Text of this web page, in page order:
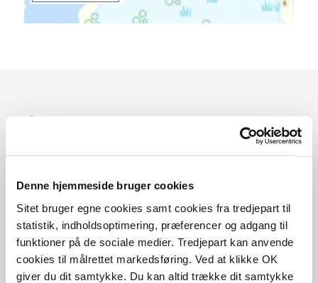
Denne hjemmeside bruger cookies
Sitet bruger egne cookies samt cookies fra tredjepart til
statistik, indholdsoptimering, præferencer og adgang til
funktioner på de sociale medier. Tredjepart kan anvende
cookies til målrettet markedsføring. Ved at klikke OK
giver du dit samtykke. Du kan altid trække dit samtykke
Med offentlig transport
Google Maps